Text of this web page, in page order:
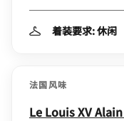
着装要求: 休闲
法国风味
Le Louis XV